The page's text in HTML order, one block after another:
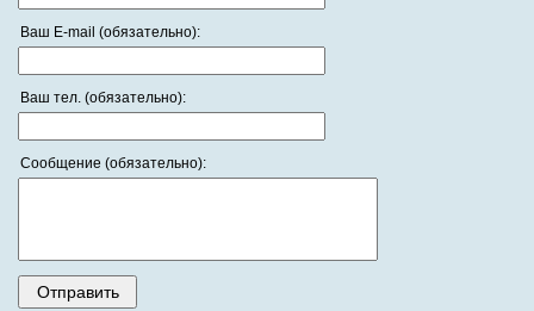
Ваш E-mail (обязательно):
Ваш тел. (обязательно):
Сообщение (обязательно):